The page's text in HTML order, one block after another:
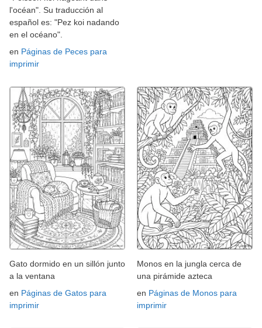
l'océan". Su traducción al
español es: "Pez koi nadando
en el océano".
en Páginas de Peces para
imprimir
Gato dormido en un sillón junto
a la ventana
en Páginas de Gatos para
imprimir
Monos en la jungla cerca de
una pirámide azteca
en Páginas de Monos para
imprimir